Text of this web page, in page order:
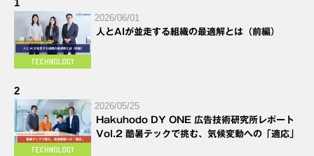
2026/06/01
人とAIが並走する組織の最適解とは（前編）
2
2026/05/25
Hakuhodo DY ONE 広告技術研究所レポート
Vol.2 酷暑テックで挑む、気候変動への「適応」